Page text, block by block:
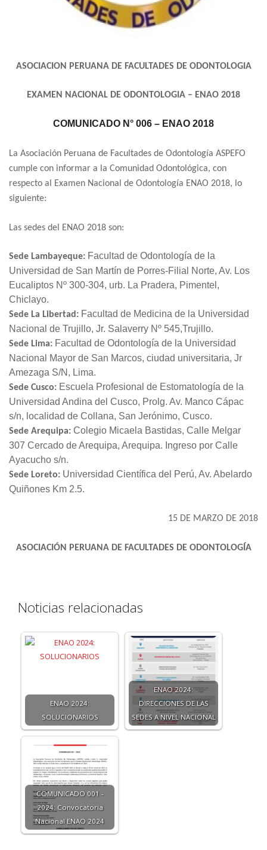
ASOCIACION PERUANA DE FACULTADES DE ODONTOLOGIA
EXAMEN NACIONAL DE ODONTOLOGIA – ENAO 2018
COMUNICADO N° 006 – ENAO 2018
La Asociación Peruana de Facultades de Odontología ASPEFO
cumple con informar a la Comunidad Odontológica, con
respecto al Examen Nacional de Odontología ENAO 2018, lo
siguiente:
Las sedes del ENAO 2018 son:
Sede Lambayeque: Facultad de Odontología de la
Universidad de San Martín de Porres-Filial Norte, Av. Los
Eucaliptos Nº 300-304, urb. La Pradera, Pimentel,
Chiclayo.
Sede La Libertad: Facultad de Medicina de la Universidad
Nacional de Trujillo, Jr. Salaverry Nº 545,Trujillo.
Sede Lima: Facultad de Odontología de la Universidad
Nacional Mayor de San Marcos, ciudad universitaria, Jr
Amezaga S/N, Lima.
Sede Cusco: Escuela Profesional de Estomatología de la
Universidad Andina del Cusco, Prolg. Av. Manco Cápac
s/n, localidad de Collana, San Jerónimo, Cusco.
Sede Arequipa: Colegio Micaela Bastidas, Calle Melgar
307 Cercado de Arequipa, Arequipa. Ingreso por Calle
Ayacucho s/n.
Sede Loreto: Universidad Científica del Perú, Av. Abelardo
Quiñones Km 2.5.
15 DE MARZO DE 2018
ASOCIACIÓN PERUANA DE FACULTADES DE ODONTOLOGÍA
Noticias relacionadas
ENAO 2024:
SOLUCIONARIOS
ENAO 2024:
DIRECCIONES DE LAS
SEDES A NIVEL NACIONAL
COMUNICADO 001 -
2024: Convocatoria
Nacional ENAO 2024